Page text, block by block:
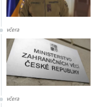
včera
včera